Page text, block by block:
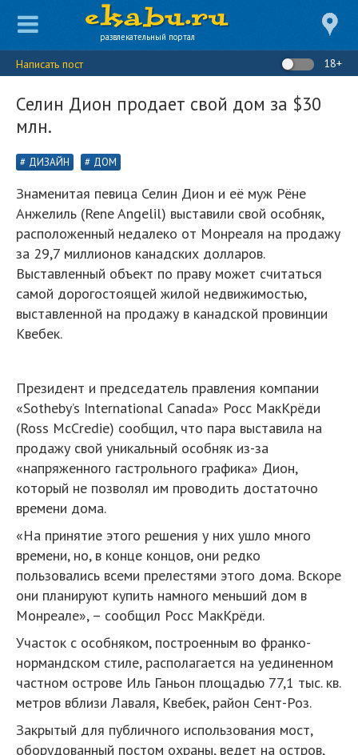
развлекательный портал
Написать пост 18+
Селин Дион продает свой дом за $30
млн.
ДИЗАЙН ДОМ
Знаменитая певица Селин Дион и её муж Рёне
Анжелиль (Rene Angelil) выставили свой особняк,
расположенный недалеко от Монреаля на продажу
за 29,7 миллионов канадских долларов.
Выставленный объект по праву может считаться
самой дорогостоящей жилой недвижимостью,
выставленной на продажу в канадской провинции
Квебек.
Президент и председатель правления компании
«Sotheby’s International Canada» Росс МакКрёди
(Ross McCredie) сообщил, что пара выставила на
продажу свой уникальный особняк из-за
«напряженного гастрольного графика» Дион,
который не позволял им проводить достаточно
времени дома.
«На принятие этого решения у них ушло много
времени, но, в конце концов, они редко
пользовались всеми прелестями этого дома. Вскоре
они планируют купить намного меньший дом в
Монреале», – сообщил Росс МакКрёди.
Участок с особняком, построенным во франко-
нормандском стиле, располагается на уединенном
частном острове Иль Ганьон площадью 77,1 тыс. кв.
метров вблизи Лаваля, Квебек, район Сент-Роз.
Закрытый для публичного использования мост,
оборудованный постом охраны, ведет на остров,